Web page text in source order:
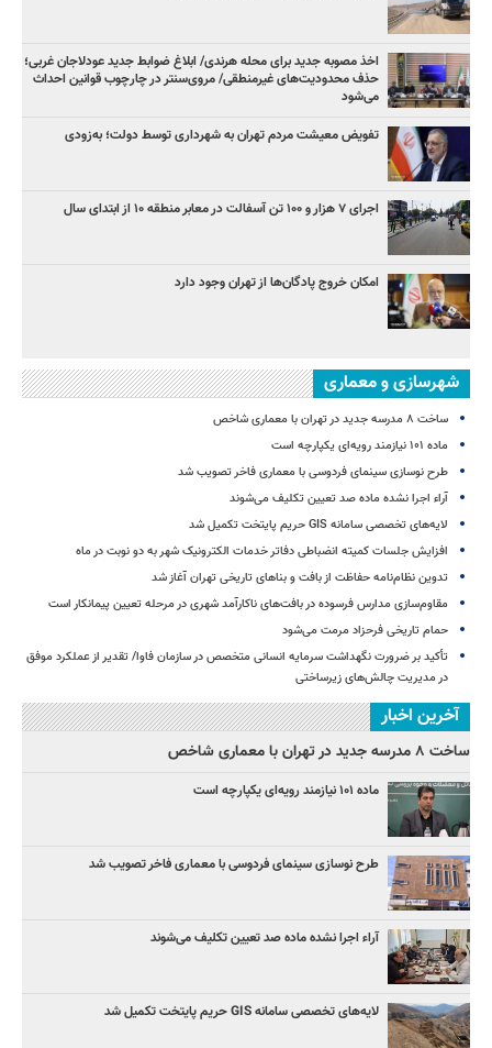
اخذ مصوبه جدید برای محله هرندی/ ابلاغ ضوابط جدید عودلاجان غربی؛
حذف محدودیت‌های غیرمنطقی/ مروی‌سنتر در چارچوب قوانین احداث
می‌شود
تفویض معیشت مردم تهران به شهرداری توسط دولت؛ به‌زودی
اجرای ۷ هزار و ۱۰۰ تن آسفالت در معابر منطقه ۱۰ از ابتدای سال
امکان خروج پادگان‌ها از تهران وجود دارد
شهرسازی و معماری
ساخت ۸ مدرسه جدید در تهران با معماری شاخص
ماده ۱۰۱ نیازمند رویه‌ای یکپارچه است
طرح نوسازی سینمای فردوسی با معماری فاخر تصویب شد
آراء اجرا نشده ماده صد تعیین تکلیف می‌شوند
لایه‌های تخصصی سامانه GIS حریم پایتخت تکمیل شد
افزایش جلسات کمیته انضباطی دفاتر خدمات الکترونیک شهر به دو نوبت در ماه
تدوین نظام‌نامه حفاظت از بافت و بناهای تاریخی تهران آغاز شد
مقاوم‌سازی مدارس فرسوده در بافت‌های ناکارآمد شهری در مرحله تعیین پیمانکار است
حمام تاریخی فرحزاد مرمت می‌شود
تأکید بر ضرورت نگهداشت سرمایه انسانی متخصص در سازمان فاوا/ تقدیر از عملکرد موفق
در مدیریت چالش‌های زیرساختی
آخرین اخبار
ساخت ۸ مدرسه جدید در تهران با معماری شاخص
ماده ۱۰۱ نیازمند رویه‌ای یکپارچه است
طرح نوسازی سینمای فردوسی با معماری فاخر تصویب شد
آراء اجرا نشده ماده صد تعیین تکلیف می‌شوند
لایه‌های تخصصی سامانه GIS حریم پایتخت تکمیل شد